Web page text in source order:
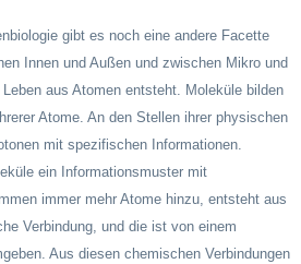
gibt es noch eine andere Facette
Innen und Außen und zwischen Mikro und
aus Atomen entsteht. Moleküle bilden
Atome. An den Stellen ihrer physischen
mit spezifischen Informationen.
ein Informationsmuster mit
immer mehr Atome hinzu, entsteht aus
Verbindung, und die ist von einem
Aus diesen chemischen Verbindungen